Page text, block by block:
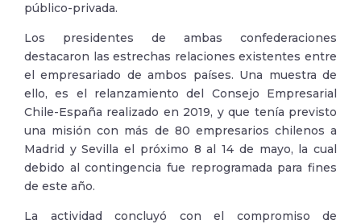
público-privada.
Los presidentes de ambas confederaciones
destacaron las estrechas relaciones existentes entre
el empresariado de ambos países. Una muestra de
ello, es el relanzamiento del Consejo Empresarial
Chile-España realizado en 2019, y que tenía previsto
una misión con más de 80 empresarios chilenos a
Madrid y Sevilla el próximo 8 al 14 de mayo, la cual
debido al contingencia fue reprogramada para fines
de este año.
La actividad concluyó con el compromiso de